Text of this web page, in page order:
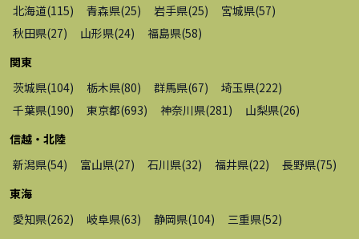
北海道(115) 青森県(25) 岩手県(25) 宮城県(57)
秋田県(27) 山形県(24) 福島県(58)
関東
茨城県(104) 栃木県(80) 群馬県(67) 埼玉県(222)
千葉県(190) 東京都(693) 神奈川県(281) 山梨県(26)
信越・北陸
新潟県(54) 富山県(27) 石川県(32) 福井県(22) 長野県(75)
東海
愛知県(262) 岐阜県(63) 静岡県(104) 三重県(52)